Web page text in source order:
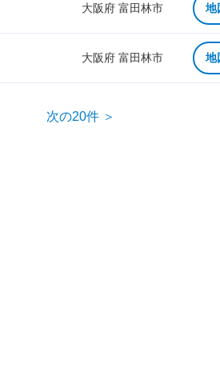
大阪府 富田林市 地
大阪府 富田林市 地
次の20件 ＞